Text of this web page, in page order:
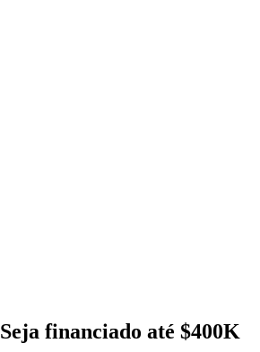
Seja financiado até $400K